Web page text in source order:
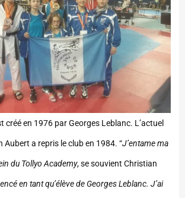
créé en 1976 par Georges Leblanc. L’actuel
Aubert a repris le club en 1984. “J’entame ma
du Tollyo Academy, se souvient Christian
en tant qu’élève de Georges Leblanc. J’ai